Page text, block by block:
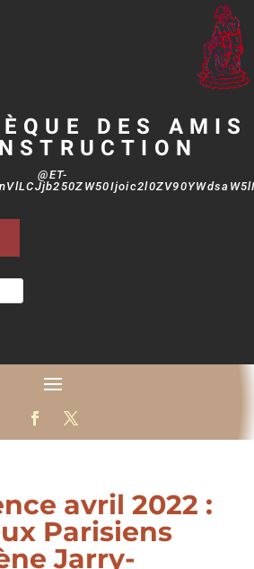
DES AMIS
@ET-
avril 2022 :
Parisiens
Jarry-